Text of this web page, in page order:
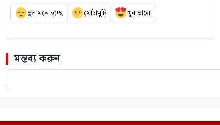
ভুল মনে হচ্ছে মোটামুটি খুব ভালো
মন্তব্য করুন